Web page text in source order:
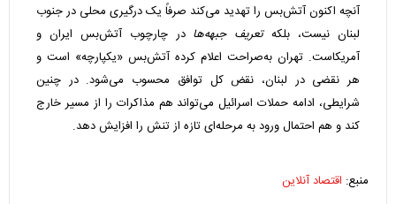
آنچه اکنون آتش‌بس را تهدید می‌کند صرفاً یک درگیری محلی در جنوب
لبنان نیست، بلکهتعریف جبهه‌ها در چارچوب آتش‌بس ایران و
آمریکاست. تهران به‌صراحت اعلام کرده آتش‌بس «یکپارچه» است و
هر نقضی در لبنان، نقض کل توافق محسوب می‌شود. در چنین
شرایطی، ادامه حملات اسرائیل می‌تواند هم مذاکرات را از مسیر خارج
کند و هم احتمال ورود به مرحله‌ای تازه از تنش را افزایش دهد.
منبع: اقتصاد آنلاین